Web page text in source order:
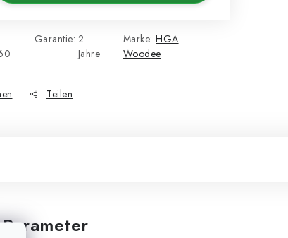
Marke:HGA
Woodee
Garantie: 2
Jahre
Teilen